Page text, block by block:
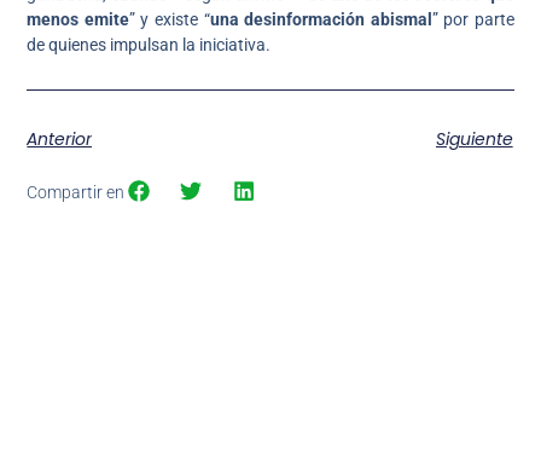
menos emite” y existe “una desinformación abismal ” por parte
de quienes impulsan la iniciativa.
Anterior Siguiente
Compartir en